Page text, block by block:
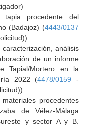
procedente del
(Badajoz) (4443/0137
caracterización, análisis
de un informe
Tapial/Mortero en la
2022 (4478/0159 -
procedentes
de Vélez-Málaga
y sector A y B.